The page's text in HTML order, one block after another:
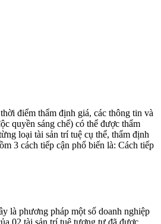
điểm thẩm định giá, các thông tin và
quyền sáng chế) có thể được thẩm
loại tài sản trí tuệ cụ thể, thẩm định
3 cách tiếp cận phổ biến là: Cách tiếp
là phương pháp một số doanh nghiệp
02 tài sản trí tuệ tương tự đã được